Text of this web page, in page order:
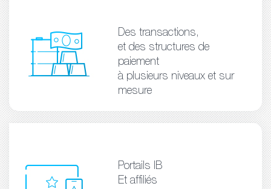
Des transactions,
et des structures de
paiement
à plusieurs niveaux et sur
mesure
Portails IB
Et affiliés